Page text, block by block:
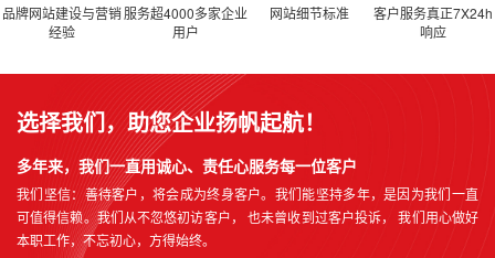
品牌网站建设与营销
经验
服务超4000多家企业
用户
网站细节标准
客户服务真正7X24h
响应
选择我们，助您企业扬帆起航！
多年来，我们一直用诚心、责任心服务每一位客户
我们坚信：善待客户，将会成为终身客户。我们能坚持多年，是因为我们一直
可值得信赖。我们从不忽悠初访客户， 也未曾收到过客户投诉， 我们用心做好
本职工作，不忘初心，方得始终。